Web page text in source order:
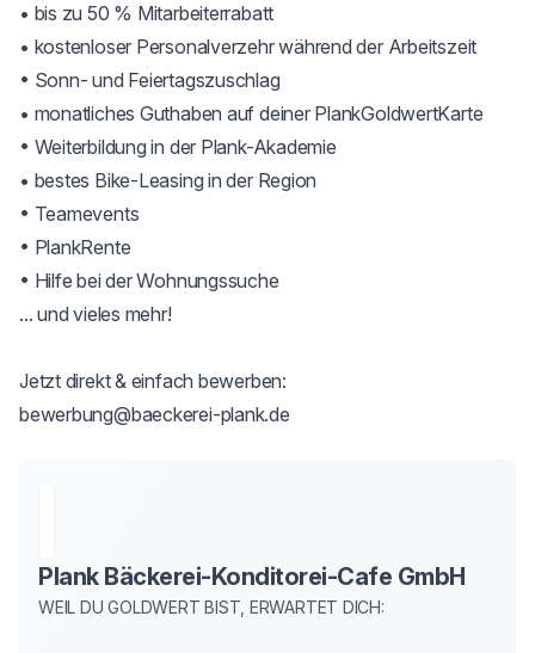
• bis zu 50 % Mitarbeiterrabatt
• kostenloser Personalverzehr während der Arbeitszeit
• Sonn- und Feiertagszuschlag
• monatliches Guthaben auf deiner PlankGoldwertKarte
• Weiterbildung in der Plank-Akademie
• bestes Bike-Leasing in der Region
• Teamevents
• PlankRente
• Hilfe bei der Wohnungssuche
... und vieles mehr!
Jetzt direkt & einfach bewerben:
bewerbung@baeckerei-plank.de
Plank Bäckerei-Konditorei-Cafe GmbH
WEIL DU GOLDWERT BIST, ERWARTET DICH: